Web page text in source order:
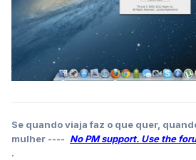
Se quando viaja faz o que quer,
mulher ---- No PM support. Use the
.